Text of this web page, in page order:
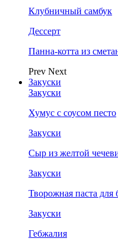
Клубничный самбук
Дессерт
Панна-котта из
Prev Next
Закуски
Закуски
Хумус с соусом песто
Закуски
Сыр из желтой
Закуски
Творожная паста для
Закуски
Гебжалия